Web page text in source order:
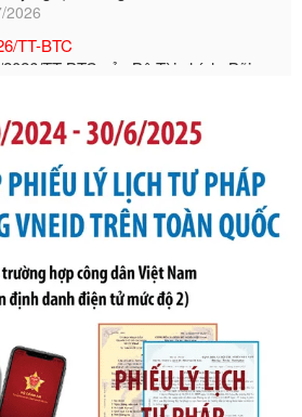
TT- BТC ngày 19 tháng 12 năm
Tài chính hướng dẫn thực hiện xử
trong lĩnh vực kho bạc nhà nước
2026/NĐ-CP của Chính phủ: Sửa
2020 của Chính phủ quy định xử
về thuế, hóa đơn được sửa đổi, bổ
102/2021/NĐ-CP
2026
UBND
bố Danh mục thủ tục hành chính mới
bổ sung, bị bãi bỏ và phê duyệt
trình điện tử giải quyết thủ tục hành
vực thuộc phạm vi chức năng quản
tha
2026